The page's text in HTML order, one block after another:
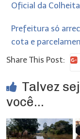
Oficial da
Prefeitura só
cota e
Share This Post:
Talvez
você...